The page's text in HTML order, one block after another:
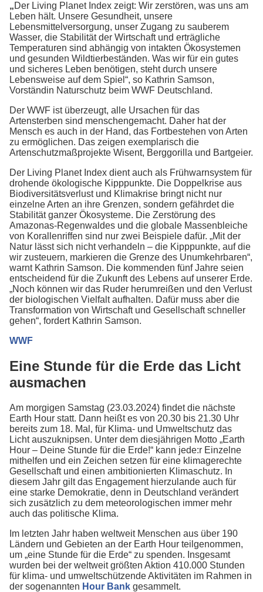
„Der Living Planet Index zeigt: Wir zerstören, was uns am
Leben hält. Unsere Gesundheit, unsere
Lebensmittelversorgung, unser Zugang zu sauberem
Wasser, die Stabilität der Wirtschaft und erträgliche
Temperaturen sind abhängig von intakten Ökosystemen
und gesunden Wildtierbeständen. Was wir für ein gutes
und sicheres Leben benötigen, steht durch unsere
Lebensweise auf dem Spiel“, so Kathrin Samson,
Vorständin Naturschutz beim WWF Deutschland.
Der WWF ist überzeugt, alle Ursachen für das
Artensterben sind menschengemacht. Daher hat der
Mensch es auch in der Hand, das Fortbestehen von Arten
zu ermöglichen. Das zeigen exemplarisch die
Artenschutzmaßprojekte Wisent, Berggorilla und Bartgeier.
Der Living Planet Index dient auch als Frühwarnsystem für
drohende ökologische Kipppunkte. Die Doppelkrise aus
Biodiversitätsverlust und Klimakrise bringt nicht nur
einzelne Arten an ihre Grenzen, sondern gefährdet die
Stabilität ganzer Ökosysteme. Die Zerstörung des
Amazonas-Regenwaldes und die globale Massenbleiche
von Korallenriffen sind nur zwei Beispiele dafür. „Mit der
Natur lässt sich nicht verhandeln – die Kipppunkte, auf die
wir zusteuern, markieren die Grenze des Unumkehrbaren“,
warnt Kathrin Samson. Die kommenden fünf Jahre seien
entscheidend für die Zukunft des Lebens auf unserer Erde.
„Noch können wir das Ruder herumreißen und den Verlust
der biologischen Vielfalt aufhalten. Dafür muss aber die
Transformation von Wirtschaft und Gesellschaft schneller
gehen“, fordert Kathrin Samson.
WWF
Eine Stunde für die Erde das Licht
ausmachen
Am morgigen Samstag (23.03.2024) findet die nächste
Earth Hour statt. Dann heißt es von 20.30 bis 21.30 Uhr
bereits zum 18. Mal, für Klima- und Umweltschutz das
Licht auszuknipsen. Unter dem diesjährigen Motto „Earth
Hour – Deine Stunde für die Erde!“ kann jede:r Einzelne
mithelfen und ein Zeichen setzen für eine klimagerechte
Gesellschaft und einen ambitionierten Klimaschutz. In
diesem Jahr gilt das Engagement hierzulande auch für
eine starke Demokratie, denn in Deutschland verändert
sich zusätzlich zu dem meteorologischen immer mehr
auch das politische Klima.
Im letzten Jahr haben weltweit Menschen aus über 190
Ländern und Gebieten an der Earth Hour teilgenommen,
um „eine Stunde für die Erde“ zu spenden. Insgesamt
wurden bei der weltweit größten Aktion 410.000 Stunden
für klima- und umweltschützende Aktivitäten im Rahmen in
der sogenannten Hour Bank gesammelt.